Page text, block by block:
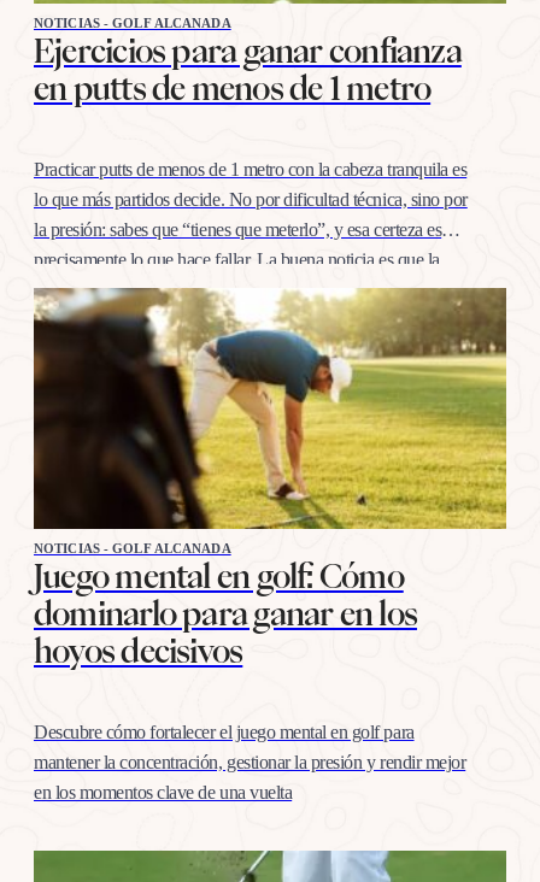
NOTICIAS - GOLF ALCANADA
Ejercicios para ganar confianza
en putts de menos de 1 metro
Practicar putts de menos de 1 metro con la cabeza tranquila es
lo que más partidos decide. No por dificultad técnica, sino por
la presión: sabes que “tienes que meterlo”, y esa certeza es
precisamente lo que hace fallar. La buena noticia es que la
confianza en esta distancia se entrena igual que cualquier
otro…
NOTICIAS - GOLF ALCANADA
Juego mental en golf: Cómo
dominarlo para ganar en los
hoyos decisivos
Descubre cómo fortalecer el juego mental en golf para
mantener la concentración, gestionar la presión y rendir mejor
en los momentos clave de una vuelta